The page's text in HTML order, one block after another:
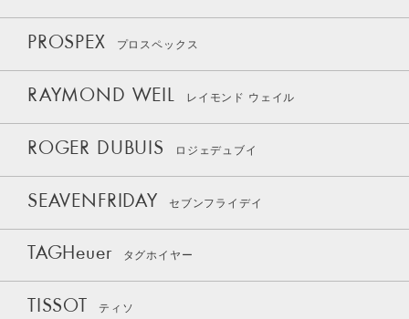
PROSPEX プロスペックス
RAYMOND WEIL レイモンド ウェイル
ROGER DUBUIS ロジェデュブイ
SEAVENFRIDAY セブンフライデイ
TAGHeuer タグホイヤー
TISSOT ティソ